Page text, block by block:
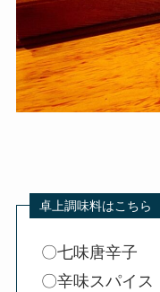
〇七味唐辛子
〇辛味スパイス